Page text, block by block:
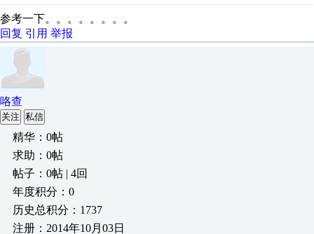
参考一下。。。。。。。。
回复 引用 举报
咯查
关注 私信
精华：0帖
求助：0帖
帖子：0帖 | 4回
年度积分：0
历史总积分：1737
注册：2014年10月03日